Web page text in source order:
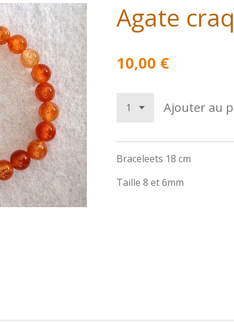
Agate
10,00 €
Ajouter au
Braceleets 18 cm
Taille 8 et 6mm